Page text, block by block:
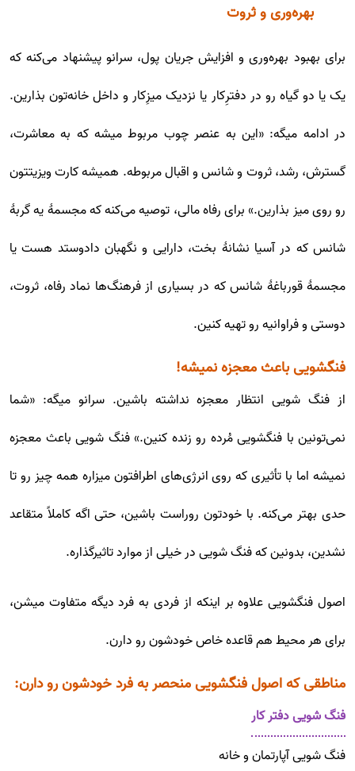
بهره‌وری و ثروت
برای بهبود بهره‌وری و افزایش جریان پول، سرانو پیشنهاد می‌کنه که
یک یا دو گیاه رو در دفترِکار یا نزدیک میزِکار و داخل خانه‌تون بذارین.
در ادامه میگه: «این به عنصر چوب مربوط میشه که به معاشرت،
گسترش، رشد، ثروت و شانس و اقبال مربوطه. همیشه کارت ویزیتتون
رو روی میز بذارین.» برای رفاه مالی، توصیه می‌کنه که مجسمۀ یه گربۀ
شانس که در آسیا نشانهٔ بخت، دارایی و نگهبان دادوستد هست یا
مجسمۀ قورباغۀ ‌شانس که در بسیاری از فرهنگ‌ها نماد رفاه، ثروت،
دوستی و فراوانیه رو تهیه کنین.
فنگشویی باعث معجزه نمیشه!
از فنگ شویی انتظار معجزه نداشته باشین. سرانو میگه: «شما
نمی‌تونین با فنگشویی مُرده‌ رو زنده کنین.» فنگ شویی باعث معجزه
نمیشه اما با تأثیری که روی انرژی‌های اطرافتون میزاره همه چیز رو تا
حدی بهتر می‌کنه. با خودتون روراست باشین، حتی اگه کاملاً متقاعد
نشدین، بدونین که فنگ شویی در خیلی از موارد تاثیرگذاره.
اصول فنگشویی علاوه بر اینکه از فردی به فرد دیگه متفاوت میشن،
برای هر محیط هم قاعده خاص خودشون رو دارن.
مناطقی که اصول فنگشویی منحصر به فرد خودشون رو دارن:
فنگ شویی دفتر کار
فنگ شویی آپارتمان و خانه